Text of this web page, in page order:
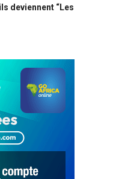
deviennent “Les